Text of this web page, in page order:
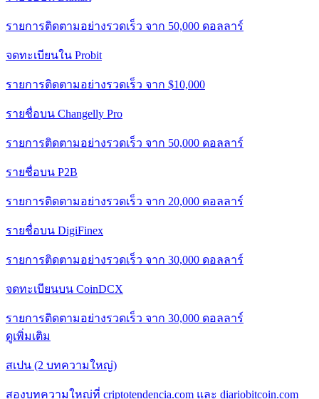
รายการติดตามอย่างรวดเร็ว จาก 50,000 ดอลลาร์
จดทะเบียนใน Probit
รายการติดตามอย่างรวดเร็ว จาก $10,000
รายชื่อบน Changelly Pro
รายการติดตามอย่างรวดเร็ว จาก 50,000 ดอลลาร์
รายชื่อบน P2B
รายการติดตามอย่างรวดเร็ว จาก 20,000 ดอลลาร์
รายชื่อบน DigiFinex
รายการติดตามอย่างรวดเร็ว จาก 30,000 ดอลลาร์
จดทะเบียนบน CoinDCX
รายการติดตามอย่างรวดเร็ว จาก 30,000 ดอลลาร์
ดูเพิ่มเติม
สเปน (2 บทความใหญ่)
สองบทความใหญ่ที่ criptotendencia.com และ diariobitcoin.com